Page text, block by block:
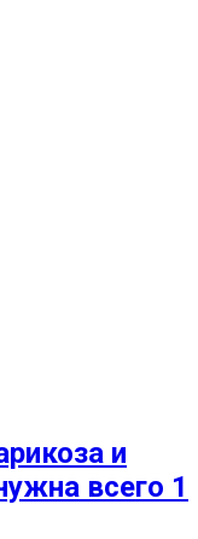
и
всего 1